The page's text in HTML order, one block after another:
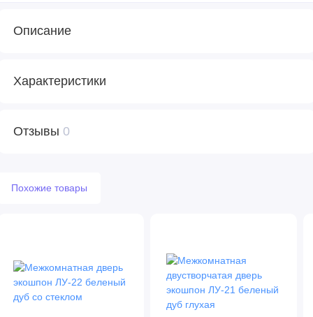
Описание
Характеристики
Отзывы 0
Похожие товары